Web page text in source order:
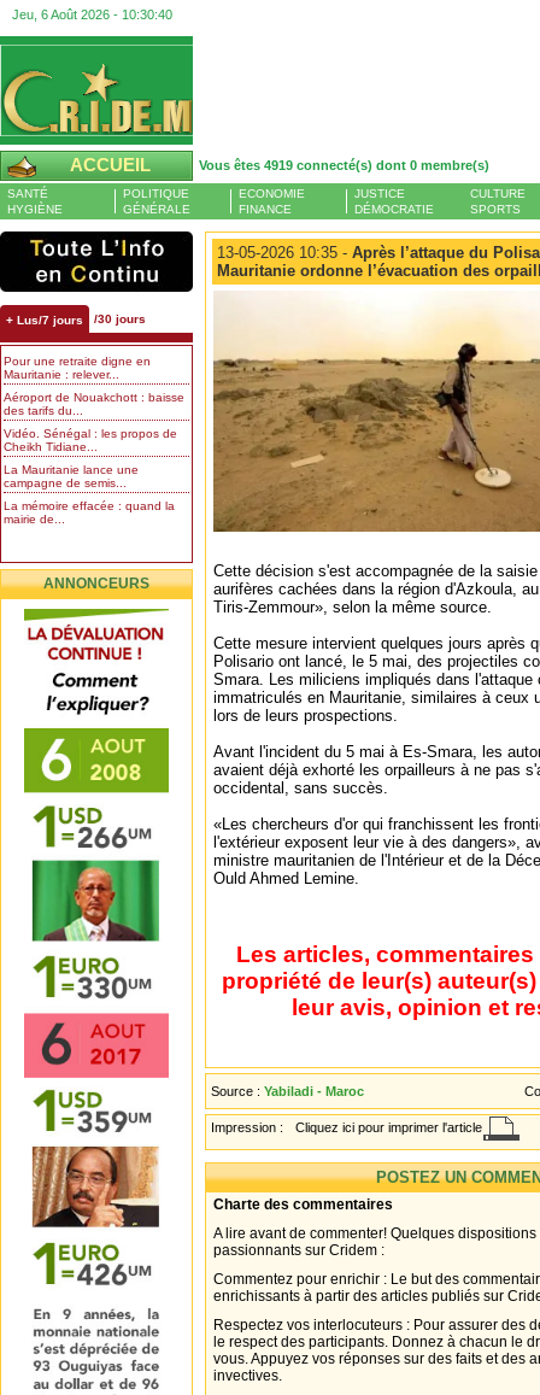
Jeu, 6 Août 2026 - 10:30:41
ACCUEIL Vous êtes 4919 connecté(s) dont 0 membre(s)
SANTÉ
HYGIÈNE
POLITIQUE
GÉNÉRALE
ECONOMIE
FINANCE
JUSTICE
DÉMOCRATIE
CULTURE
SPORTS
+ Lus/7 jours /30 jours
Pour une retraite digne en
Mauritanie : relever...
Aéroport de Nouakchott : baisse
des tarifs du...
Vidéo. Sénégal : les propos de
Cheikh Tidiane...
La Mauritanie lance une
campagne de semis...
La mémoire effacée : quand la
mairie de...
ANNONCEURS
13-05-2026 10:35 - Après l’attaque du
Mauritanie ordonne l’évacuation des
Cette décision s'est accompagnée de la
aurifères cachées dans la région d'Azkoula,
Tiris-Zemmour», selon la même source.
Cette mesure intervient quelques jours après
Polisario ont lancé, le 5 mai, des projectiles
Smara. Les miliciens impliqués dans
immatriculés en Mauritanie, similaires à ceux
lors de leurs prospections.
Avant l'incident du 5 mai à Es-Smara, les
avaient déjà exhorté les orpailleurs à ne pas
occidental, sans succès.
«Les chercheurs d'or qui franchissent les
l'extérieur exposent leur vie à des dangers»,
ministre mauritanien de l'Intérieur et de la
Ould Ahmed Lemine.
Les articles,
propriété de leur(s)
leur avis, opinion et
Source : Yabiladi - Maroc
Impression : Cliquez ici pour imprimer l'article
POSTEZ UN
Charte des commentaires
A lire avant de commenter! Quelques
passionnants sur Cridem :
Commentez pour enrichir : Le but des
enrichissants à partir des articles publiés sur
Respectez vos interlocuteurs : Pour assurer des
le respect des participants. Donnez à chacun le
vous. Appuyez vos réponses sur des faits et des
invectives.